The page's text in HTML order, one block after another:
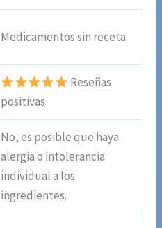
Medicamentos sin receta
Reseñas
positivas
No, es posible que haya
alergia o intolerancia
individual a los
ingredientes.